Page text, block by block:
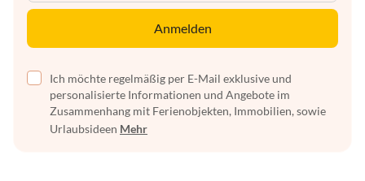
Anmelden
Ich möchte regelmäßig per E-Mail exklusive und
personalisierte Informationen und Angebote im
Zusammenhang mit Ferienobjekten, Immobilien, sowie
Urlaubsideen Mehr